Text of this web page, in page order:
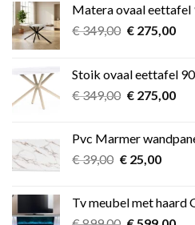
Matera ovaal eettafel
€349,00
€ 349,00.
€275,00
€
Stoik ovaal eettafel
€349,00
€ 349,00.
€275,00
€
Pvc Marmer
€39,00
€ 39,00.
€25,00
€
Tv meubel met haard